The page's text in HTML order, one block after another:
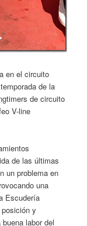
en el circuito
de la
de circuito
V-line
de las últimas
un problema en
una
Escudería
y
labor del